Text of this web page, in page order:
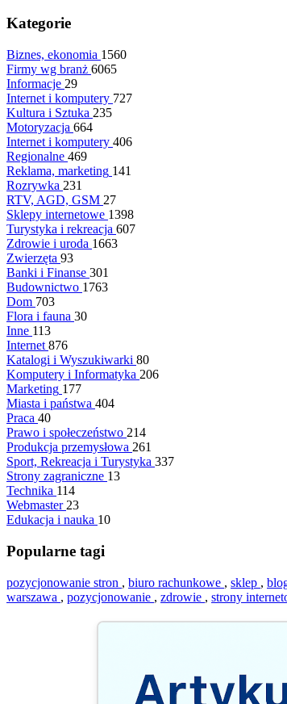
Kategorie
Biznes, ekonomia 1560
Firmy wg branż 6065
Informacje 29
Internet i komputery 727
Kultura i Sztuka 235
Motoryzacja 664
Internet i komputery 406
Regionalne 469
Reklama, marketing 141
Rozrywka 231
RTV, AGD, GSM 27
Sklepy internetowe 1398
Turystyka i rekreacja 607
Zdrowie i uroda 1663
Zwierzęta 93
Banki i Finanse 301
Budownictwo 1763
Dom 703
Flora i fauna 30
Inne 113
Internet 876
Katalogi i Wyszukiwarki 80
Komputery i Informatyka 206
Marketing 177
Miasta i państwa 404
Praca 40
Prawo i społeczeństwo 214
Produkcja przemysłowa 261
Sport, Rekreacja i Turystyka 337
Strony zagraniczne 13
Technika 114
Webmaster 23
Edukacja i nauka 10
Popularne tagi
pozycjonowanie stron , biuro rachunkowe , sklep ,
warszawa , pozycjonowanie , zdrowie , strony